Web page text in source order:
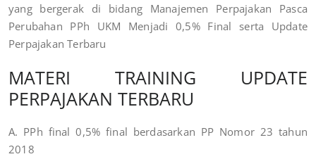
yang bergerak di bidang Manajemen Perpajakan Pasca
Perubahan PPh UKM Menjadi 0,5% Final serta Update
Perpajakan Terbaru
MATERI TRAINING UPDATE
PERPAJAKAN TERBARU
A. PPh final 0,5% final berdasarkan PP Nomor 23 tahun
2018